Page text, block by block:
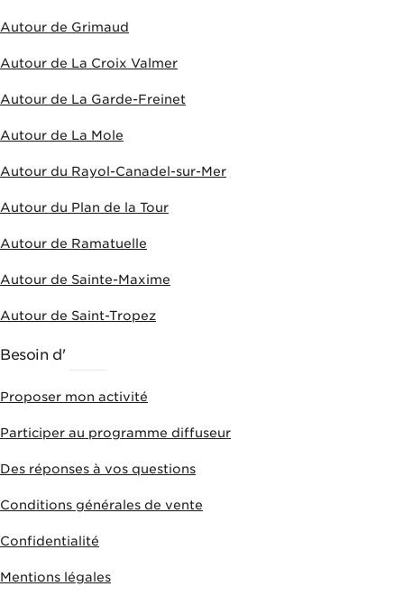
Autour de Grimaud
Autour de La Croix Valmer
Autour de La Garde-Freinet
Autour de La Mole
Autour du Rayol-Canadel-sur-Mer
Autour du Plan de la Tour
Autour de Ramatuelle
Autour de Sainte-Maxime
Autour de Saint-Tropez
Besoin d'
Proposer mon activité
Participer au programme diffuseur
Des réponses à vos questions
Conditions générales de vente
Confidentialité
Mentions légales